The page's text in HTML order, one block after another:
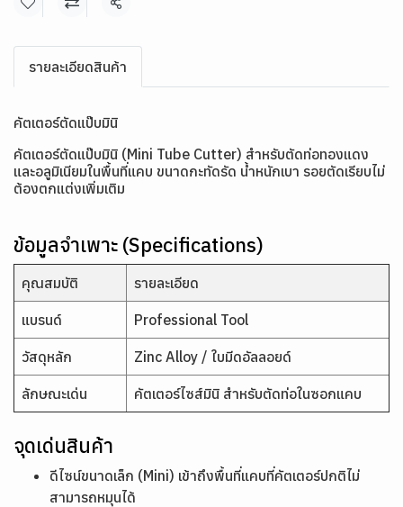
แชร์
รายละเอียดสินค้า
คัตเตอร์ตัดแป๊บมินิ
คัตเตอร์ตัดแป๊บมินิ (Mini Tube Cutter) สำหรับตัดท่อทองแดง
และอลูมิเนียมในพื้นที่แคบ ขนาดกะทัดรัด น้ำหนักเบา รอยตัดเรียบไม่
ต้องตกแต่งเพิ่มเติม
ข้อมูลจำเพาะ (Specifications)
คุณสมบัติ รายละเอียด
แบรนด์ Professional Tool
วัสดุหลัก Zinc Alloy / ใบมีดอัลลอยด์
ลักษณะเด่น คัตเตอร์ไซส์มินิ สำหรับตัดท่อในซอกแคบ
จุดเด่นสินค้า
ดีไซน์ขนาดเล็ก (Mini) เข้าถึงพื้นที่แคบที่คัตเตอร์ปกติไม่
สามารถหมุนได้